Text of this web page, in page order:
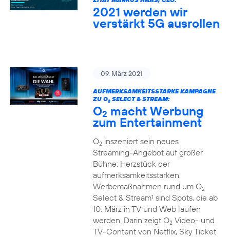
2021 werden wir
verstärkt 5G ausrollen
09. März 2021
AUFMERKSAMKEITSSTARKE KAMPAGNE
ZU O2SELECT & STREAM:
O2 macht Werbung
zum Entertainment
O2inszeniert sein neues
Streaming-Angebot auf großer
Bühne: Herzstück der
aufmerksamkeitsstarken
Werbemaßnahmen rund um O2
Select & Stream1 sind Spots, die ab
10. März in TV und Web laufen
werden. Darin zeigt O2Video- und
TV-Content von Netflix, Sky Ticket